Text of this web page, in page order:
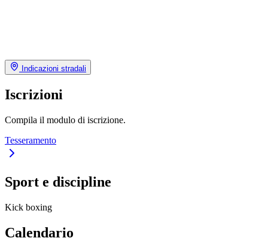
Indicazioni stradali
Iscrizioni
Compila il modulo di iscrizione.
Tesseramento
Sport e discipline
Kick boxing
Calendario